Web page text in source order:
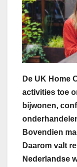
De UK Home
activities toe
bijwonen,
Bovendien
Daarom valt
Nederlandse